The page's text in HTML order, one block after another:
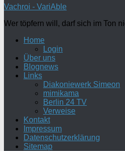
Vachroi - VariAble
Wer töpfern will, darf sich im Ton
Home
Login
Über uns
Blognews
Links
Diakoniewerk Simeon
mimikama
Berlin 24 TV
Verweise
Kontakt
Impressum
Datenschutzerklärung
Sitemap